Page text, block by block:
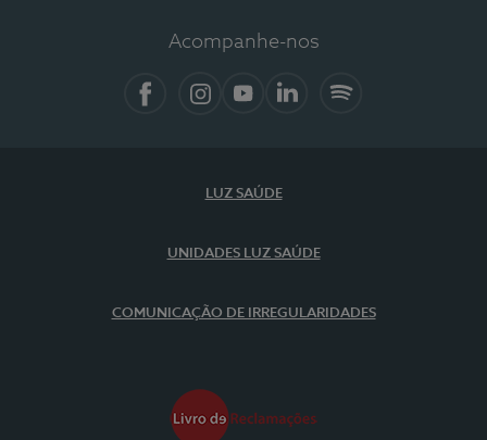
Acompanhe-nos
LUZ SAÚDE
UNIDADES LUZ SAÚDE
COMUNICAÇÃO DE IRREGULARIDADES